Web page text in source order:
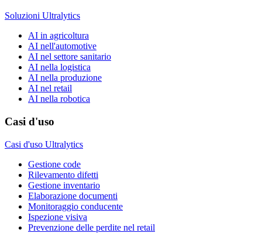
Soluzioni Ultralytics
AI in agricoltura
AI nell'automotive
AI nel settore sanitario
AI nella logistica
AI nella produzione
AI nel retail
AI nella robotica
Casi d'uso
Casi d'uso Ultralytics
Gestione code
Rilevamento difetti
Gestione inventario
Elaborazione documenti
Monitoraggio conducente
Ispezione visiva
Prevenzione delle perdite nel retail